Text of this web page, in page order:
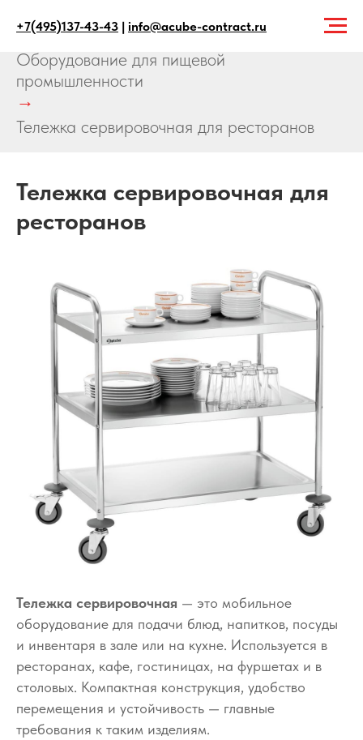
+7(495)137-43-43 | info@acube-contract.ru
Главная → Продукция →
Оборудование для пищевой
промышленности
→
Тележка сервировочная для ресторанов
Тележка сервировочная для
ресторанов
Тележка сервировочная — это мобильное
оборудование для подачи блюд, напитков, посуды
и инвентаря в зале или на кухне. Используется в
ресторанах, кафе, гостиницах, на фуршетах и в
столовых. Компактная конструкция, удобство
перемещения и устойчивость — главные
требования к таким изделиям.